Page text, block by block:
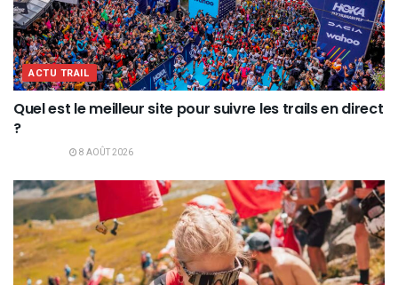
ACTU TRAIL
Quel est le meilleur site pour suivre les trails en direct
?
8 AOÛT 2026